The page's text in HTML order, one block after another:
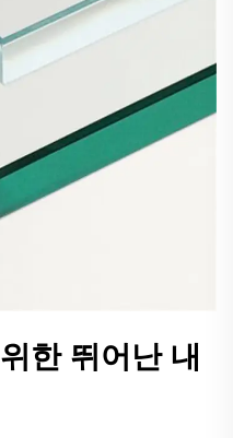
한 뛰어난 내